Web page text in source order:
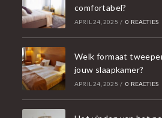
comfortabel?
APRIL 24, 2025 / 0 REACTIES
Welk formaat
jouw slaapkamer?
APRIL 24, 2025 / 0 REACTIES